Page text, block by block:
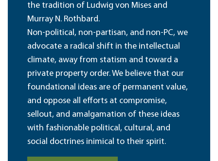
the tradition of Ludwig von Mises and
Murray N. Rothbard.
Non-political, non-partisan, and non-PC, we
advocate a radical shift in the intellectual
climate, away from statism and toward a
private property order. We believe that our
foundational ideas are of permanent value,
and oppose all efforts at compromise,
sellout, and amalgamation of these ideas
with fashionable political, cultural, and
social doctrines inimical to their spirit.